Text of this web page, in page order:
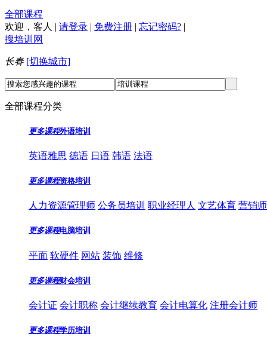
全部课程
欢迎， 客人 | 请登录 | 免费注册 | 忘记密码? |
搜培训网
长春 [切换城市]
全部课程分类
更多课程外语培训
英语雅思 德语 日语 韩语 法语
更多课程资格培训
人力资源管理师 公务员培训 职业经理人 文艺体育 营销
更多课程电脑培训
平面 软硬件 网站 装饰 维修
更多课程财会培训
会计证 会计职称 会计继续教育 会计电算化 注册会计师
更多课程学历培训